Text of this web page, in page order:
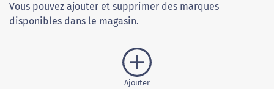
Vous pouvez ajouter et supprimer des marques
disponibles dans le magasin.
Ajouter